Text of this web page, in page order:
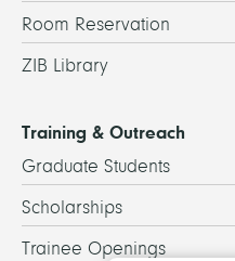
Room Reservation
ZIB Library
Training & Outreach
Graduate Students
Scholarships
Trainee Openings